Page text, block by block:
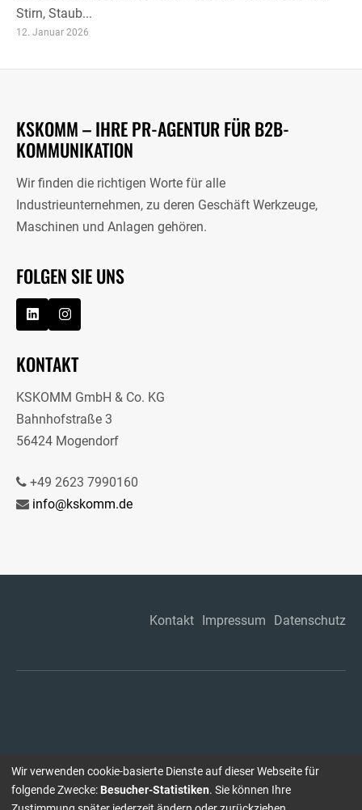
Stirn, Staub...
12. Januar 2026
KSKOMM – IHRE PR-AGENTUR FÜR B2B-
KOMMUNIKATION
Wir finden die richtigen Worte für alle
Industrieunternehmen, zu deren Geschäft Werkzeuge,
Maschinen und Anlagen gehören.
FOLGEN SIE UNS
KONTAKT
KSKOMM GmbH & Co. KG
Bahnhofstraße 3
56424 Mogendorf
+49 2623 7990160
info@kskomm.de
Kontakt Impressum Datenschutz
Wir verwenden cookie-basierte Dienste auf dieser Webseite für
folgende Zwecke: Besucher-Statistiken. Sie können Ihre